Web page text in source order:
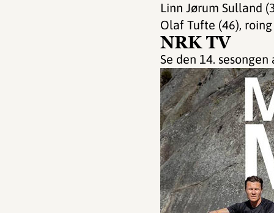
Linn Jørum Sulland
Olaf Tufte (46), roing
NRK TV
Se den 14.